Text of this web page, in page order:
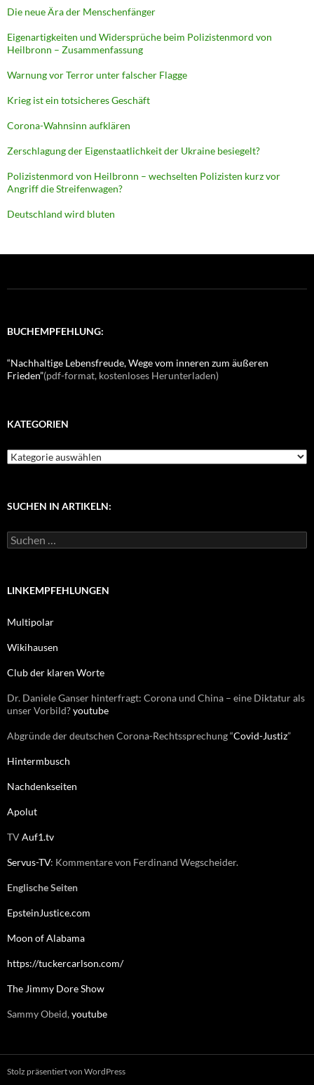
Die neue Ära der Menschenfänger
Eigenartigkeiten und Widersprüche beim Polizistenmord von
Heilbronn – Zusammenfassung
Warnung vor Terror unter falscher Flagge
Krieg ist ein totsicheres Geschäft
Corona-Wahnsinn aufklären
Zerschlagung der Eigenstaatlichkeit der Ukraine besiegelt?
Polizistenmord von Heilbronn – wechselten Polizisten kurz vor
Angriff die Streifenwagen?
Deutschland wird bluten
BUCHEMPFEHLUNG:
“Nachhaltige Lebensfreude, Wege vom inneren zum äußeren
Frieden”(pdf-format, kostenloses Herunterladen)
KATEGORIEN
K
g
r
SUCHEN IN ARTIKELN:
S
u
e
a
h
LINKEMPFEHLUNGEN
Multipolar
Wikihausen
Club der klaren Worte
Dr. Daniele Ganser hinterfragt: Corona und China – eine Diktatur als
unser Vorbild?youtube
Abgründe der deutschen Corona-Rechtssprechung “Covid-Justiz”
Hintermbusch
Nachdenkseiten
Apolut
TVAuf1.tv
Servus-TV: Kommentare von Ferdinand Wegscheider.
Englische Seiten
EpsteinJustice.com
Moon of Alabama
https://tuckercarlson.com/
The Jimmy Dore Show
Sammy Obeid,youtube
Stolz präsentiert von WordPress